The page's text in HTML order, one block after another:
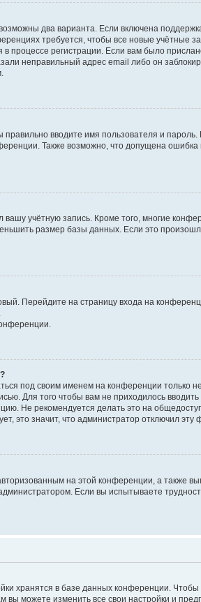
два варианта. Если включена
требуется, чтобы все новые учётные
процессе регистрации. Если вам было
неправильный адрес email либо он
вводите имя пользователя и
Также возможно, что допущена
учётную запись. Кроме того, многие
размер базы данных. Если это
Перейдите на страницу входа на
под своим именем на конференции только
Для того чтобы вам не приходилось
Не рекомендуется делать это на
это значит, что администратор отключил эту
на этой конференции, а также
Если вы испытываете
хранятся в базе данных конференции.
вы можете изменить все свои настройки и